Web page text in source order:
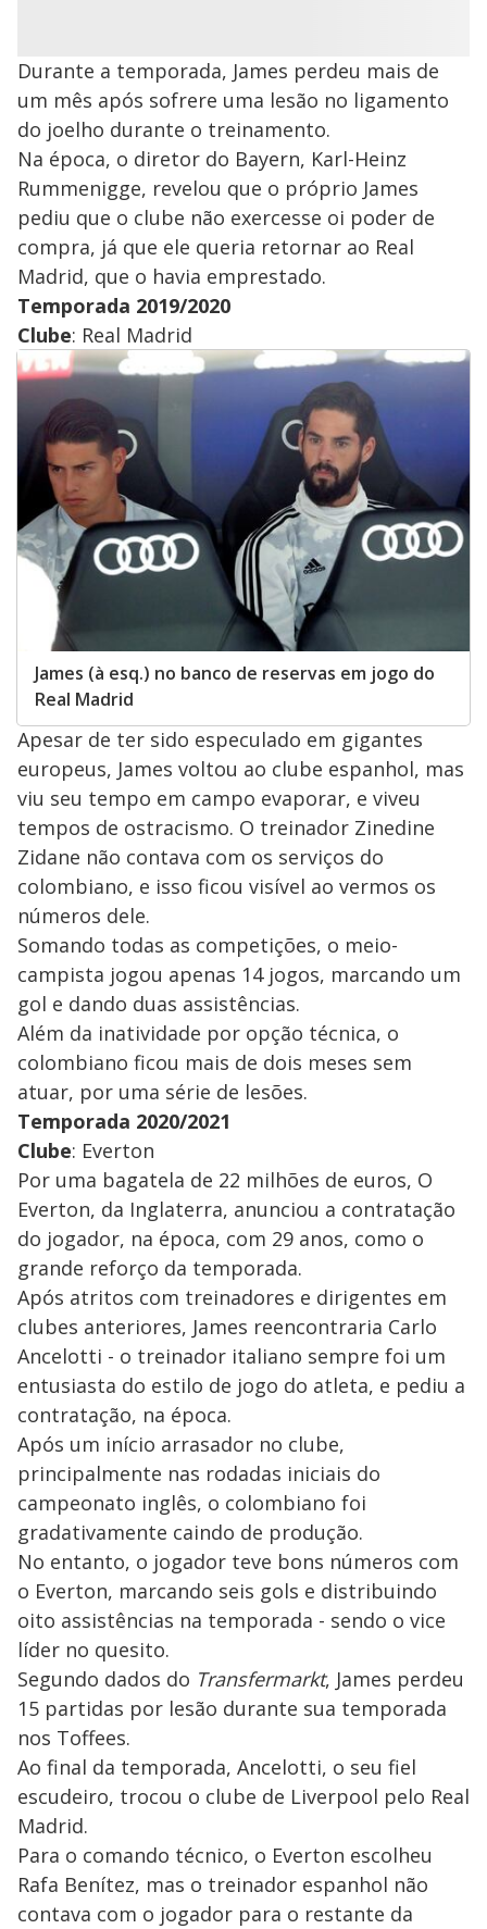
Durante a temporada, James perdeu mais de
um mês após sofrere uma lesão no ligamento
do joelho durante o treinamento.
Na época, o diretor do Bayern, Karl-Heinz
Rummenigge, revelou que o próprio James
pediu que o clube não exercesse oi poder de
compra, já que ele queria retornar ao Real
Madrid, que o havia emprestado.
Temporada 2019/2020
Clube: Real Madrid
James (à esq.) no banco de reservas em jogo do
Real Madrid
Apesar de ter sido especulado em gigantes
europeus, James voltou ao clube espanhol, mas
viu seu tempo em campo evaporar, e viveu
tempos de ostracismo. O treinador Zinedine
Zidane não contava com os serviços do
colombiano, e isso ficou visível ao vermos os
números dele.
Somando todas as competições, o meio-
campista jogou apenas 14 jogos, marcando um
gol e dando duas assistências.
Além da inatividade por opção técnica, o
colombiano ficou mais de dois meses sem
atuar, por uma série de lesões.
Temporada 2020/2021
Clube: Everton
Por uma bagatela de 22 milhões de euros, O
Everton, da Inglaterra, anunciou a contratação
do jogador, na época, com 29 anos, como o
grande reforço da temporada.
Após atritos com treinadores e dirigentes em
clubes anteriores, James reencontraria Carlo
Ancelotti - o treinador italiano sempre foi um
entusiasta do estilo de jogo do atleta, e pediu a
contratação, na época.
Após um início arrasador no clube,
principalmente nas rodadas iniciais do
campeonato inglês, o colombiano foi
gradativamente caindo de produção.
No entanto, o jogador teve bons números com
o Everton, marcando seis gols e distribuindo
oito assistências na temporada - sendo o vice
líder no quesito.
Segundo dados do Transfermarkt, James perdeu
15 partidas por lesão durante sua temporada
nos Toffees.
Ao final da temporada, Ancelotti, o seu fiel
escudeiro, trocou o clube de Liverpool pelo Real
Madrid.
Para o comando técnico, o Everton escolheu
Rafa Benítez, mas o treinador espanhol não
contava com o jogador para o restante da